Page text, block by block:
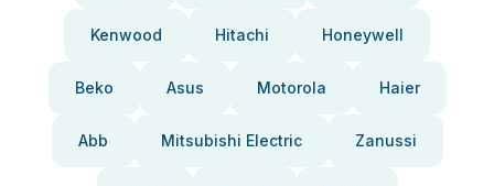
Kenwood Hitachi Honeywell
Beko Asus Motorola Haier
Abb Mitsubishi Electric Zanussi